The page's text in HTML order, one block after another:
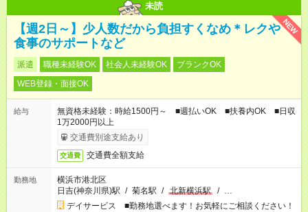
未読
NEW
【週2日～】少人数だから負担すくなめ＊レクや
食事のサポートなど
派遣 職種未経験OK 社会人未経験OK
ブランクOK
WEB登録・面接OK
給与
無資格未経験：時給1500円～ ■週払いOK ■扶養内OK ■日収
1万2000円以上
交通費別途支給あり
交通費 交通費全額支給
勤務地
横浜市港北区
日吉(神奈川県)駅 / 菊名駅 / 北新横浜駅 / …
デイサービス ■勤務地選べます！お気軽にご相談ください！